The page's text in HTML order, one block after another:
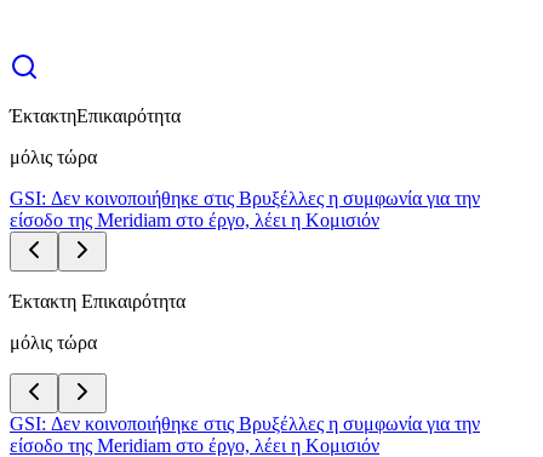
ΈκτακτηΕπικαιρότητα
μόλις τώρα
GSI: Δεν κοινοποιήθηκε στις Βρυξέλλες η συμφωνία για την
είσοδο της Meridiam στο έργο, λέει η Κομισιόν
Έκτακτη Επικαιρότητα
μόλις τώρα
GSI: Δεν κοινοποιήθηκε στις Βρυξέλλες η συμφωνία για την
είσοδο της Meridiam στο έργο, λέει η Κομισιόν